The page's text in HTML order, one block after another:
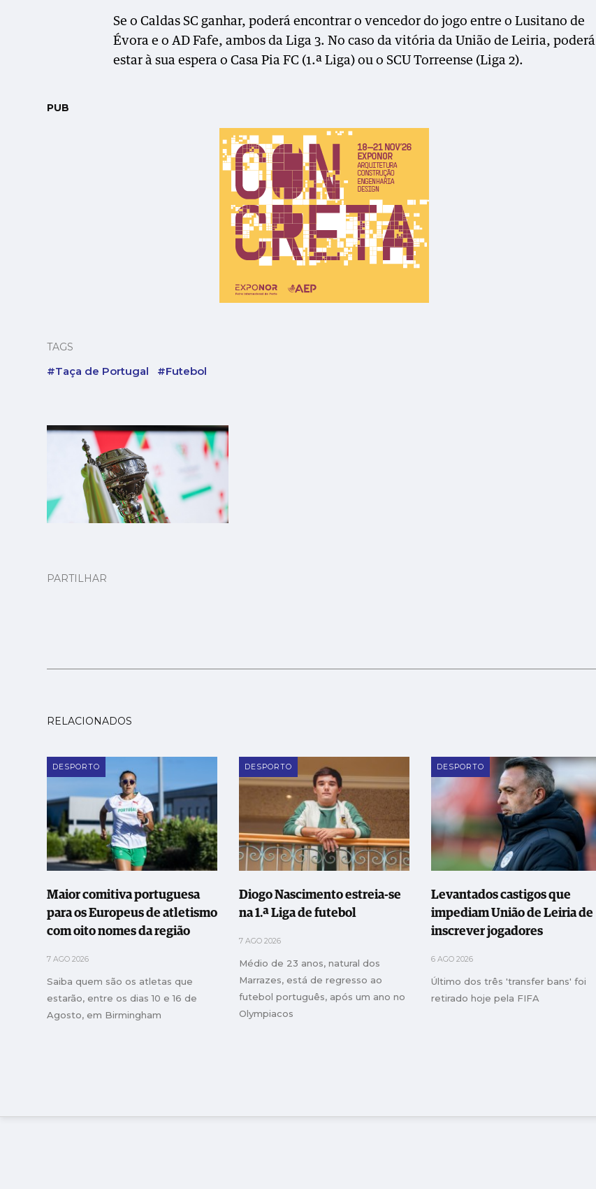
Se o Caldas SC ganhar, poderá encontrar o vencedor do jogo entre o Lusitano de
Évora e o AD Fafe, ambos da Liga 3. No caso da vitória da União de Leiria, poderá
estar à sua espera o Casa Pia FC (1.ª Liga) ou o SCU Torreense (Liga 2).
PUB
TAGS
#Taça de Portugal #Futebol
PARTILHAR
RELACIONADOS
DESPORTO
Maior comitiva portuguesa
para os Europeus de atletismo
com oito nomes da região
7 AGO 2026
Saiba quem são os atletas que
estarão, entre os dias 10 e 16 de
Agosto, em Birmingham
DESPORTO
Diogo Nascimento estreia-se
na 1.ª Liga de futebol
7 AGO 2026
Médio de 23 anos, natural dos
Marrazes, está de regresso ao
futebol português, após um ano no
Olympiacos
DESPORTO
Levantados castigos que
impediam União de Leiria de
inscrever jogadores
6 AGO 2026
Último dos três 'transfer bans' foi
retirado hoje pela FIFA